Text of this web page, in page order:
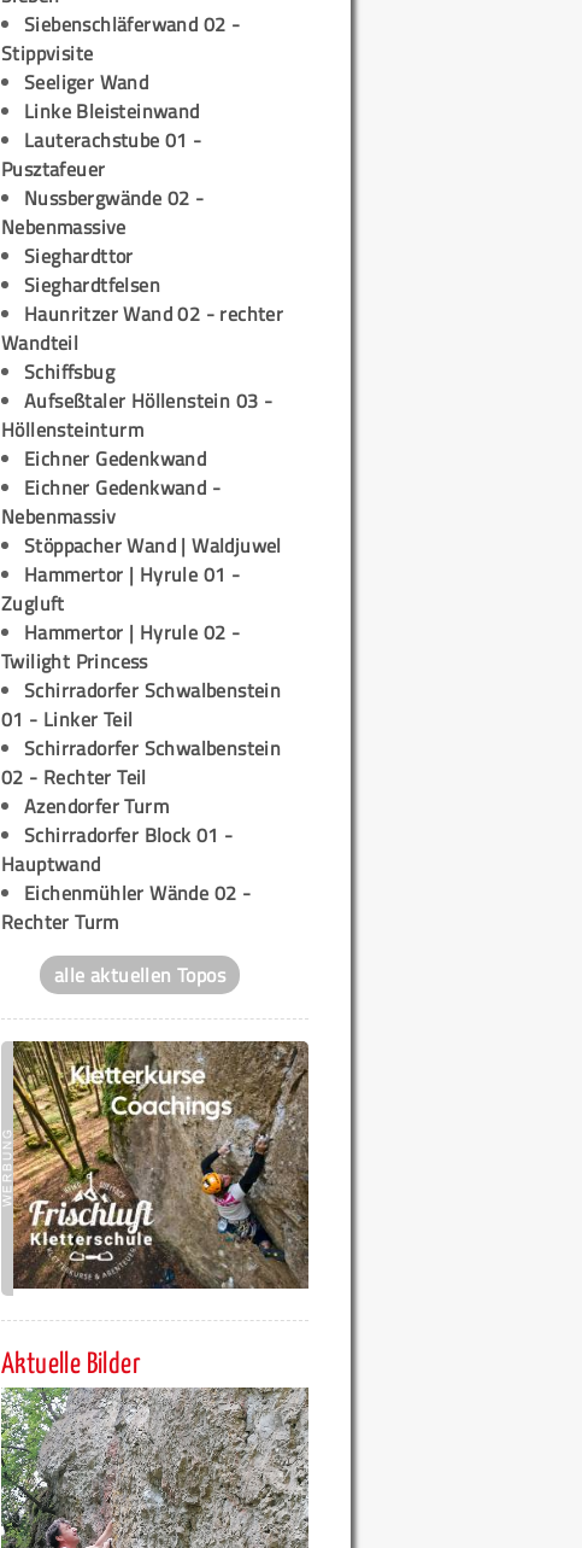
Siebenschläferwand 02 -
Stippvisite
Seeliger Wand
Linke Bleisteinwand
Lauterachstube 01 -
Pusztafeuer
Nussbergwände 02 -
Nebenmassive
Sieghardttor
Sieghardtfelsen
Haunritzer Wand 02 - rechter
Wandteil
Schiffsbug
Aufseßtaler Höllenstein 03 -
Höllensteinturm
Eichner Gedenkwand
Eichner Gedenkwand -
Nebenmassiv
Stöppacher Wand | Waldjuwel
Hammertor | Hyrule 01 -
Zugluft
Hammertor | Hyrule 02 -
Twilight Princess
Schirradorfer Schwalbenstein
01 - Linker Teil
Schirradorfer Schwalbenstein
02 - Rechter Teil
Azendorfer Turm
Schirradorfer Block 01 -
Hauptwand
Eichenmühler Wände 02 -
Rechter Turm
alle aktuellen Topos
Aktuelle Bilder